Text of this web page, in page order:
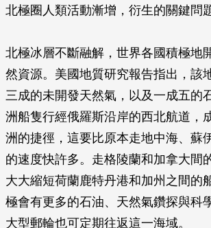
北極圈人類活動漸增，衍生的關鍵問
北極冰層不斷融解，世界各國積極地
然資源。美國地質研究報告指出，該
三成的未開發天然氣，以及一成五的
洲船隻行經俄羅斯沿岸的西北航道，
洲的捷徑，這要比原本走地中海、蘇
的速度快許多。走格陵蘭和加拿大間
大大縮短荷蘭鹿特丹港和加州之間的
極會有更多的石油、天然氣鑽探與科
大型郵輪也可定期往返這一海域。